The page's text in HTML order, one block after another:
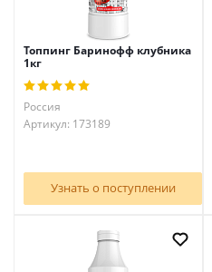
Топпинг Баринофф клубника
1кг
Россия
Артикул: 173189
Узнать о поступлении